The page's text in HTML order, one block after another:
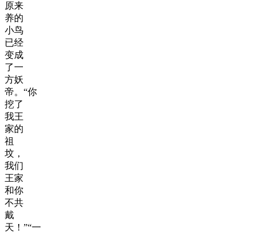
原来
养的
小鸟
已经
变成
了一
方妖
帝。“你
挖了
我王
家的
祖
坟，
我们
王家
和你
不共
戴
天！”“一